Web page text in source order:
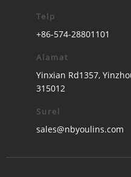
Telp
+86-574-28801101
Alamat
Yinxian Rd1357,
315012
Surel
sales@nbyoulins.com